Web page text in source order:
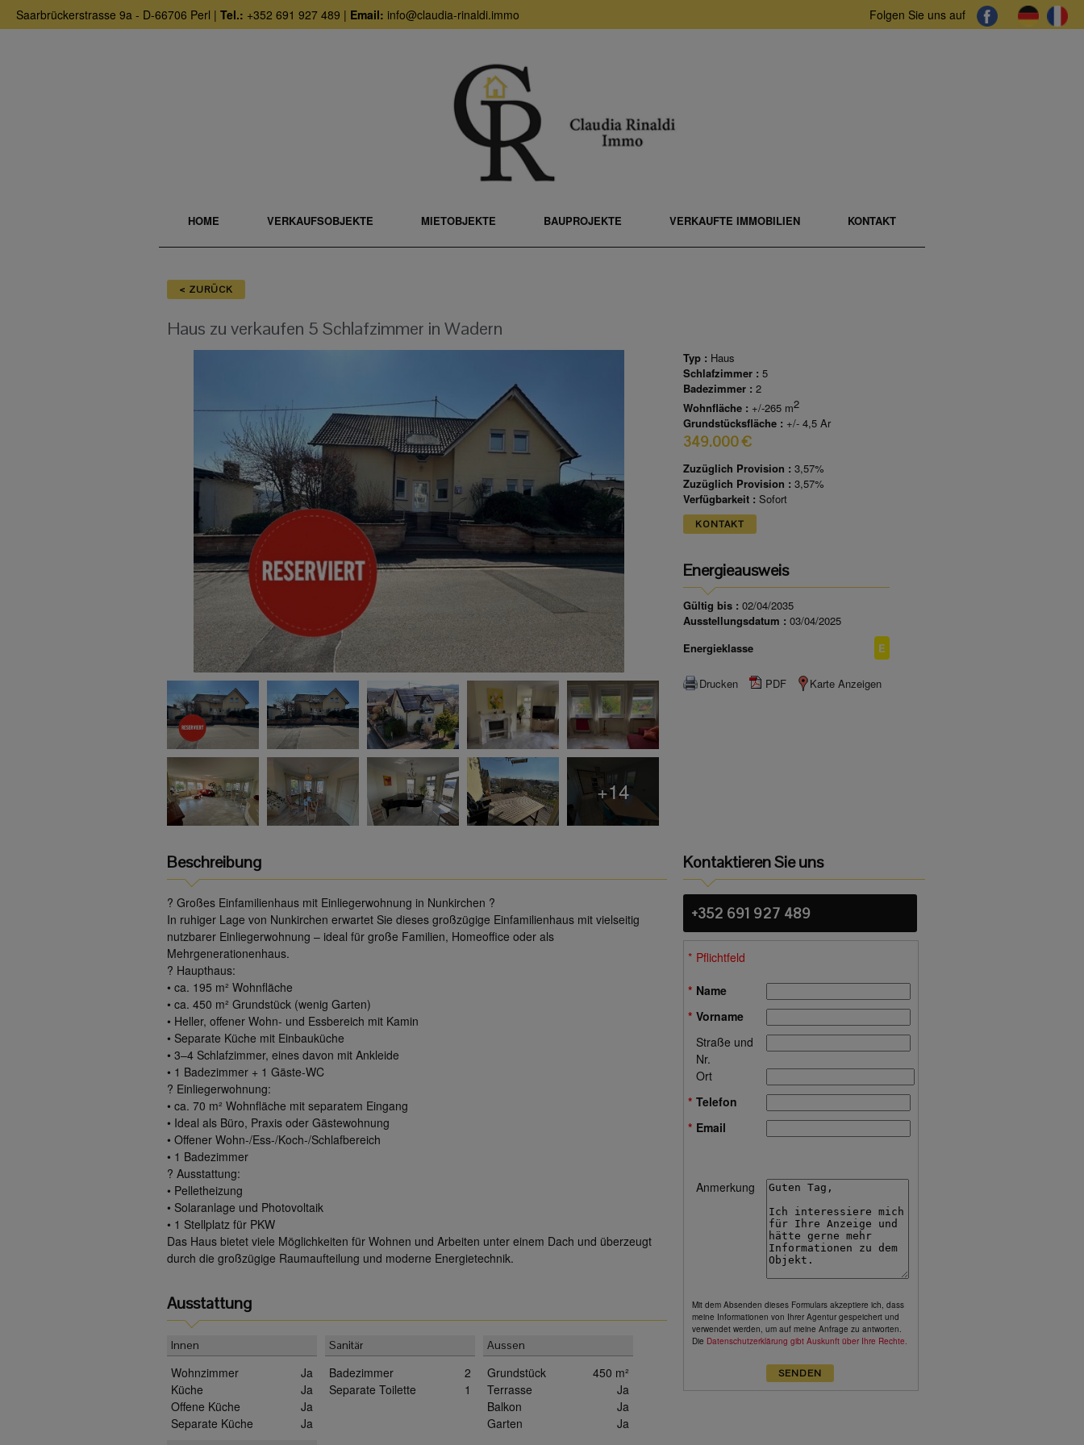
Saarbrückerstrasse 9a - D-66706 Perl | Tel.: +352 691 927 489 | Email: info@claudia-rinaldi.immo Folgen Sie uns auf
HOME VERKAUFSOBJEKTE MIETOBJEKTE BAUPROJEKTE VERKAUFTE IMMOBILIEN KONTAKT
< ZURÜCK
Haus zu verkaufen 5 Schlafzimmer in Wadern
+14
Typ : Haus
Schlafzimmer : 5
Badezimmer : 2
Wohnfläche : +/-265 m2
Grundstücksfläche : +/- 4,5 Ar
349.000 €
Zuzüglich Provision : 3,57%
Zuzüglich Provision : 3,57%
Verfügbarkeit : Sofort
KONTAKT
Energieausweis
Gültig bis : 02/04/2035
Ausstellungsdatum : 03/04/2025
Energieklasse
E
Drucken PDF Karte Anzeigen
Beschreibung
? Großes Einfamilienhaus mit Einliegerwohnung in Nunkirchen ?
In ruhiger Lage von Nunkirchen erwartet Sie dieses großzügige Einfamilienhaus mit vielseitig
nutzbarer Einliegerwohnung – ideal für große Familien, Homeoffice oder als
Mehrgenerationenhaus.
? Haupthaus:
• ca. 195 m² Wohnfläche
• ca. 450 m² Grundstück (wenig Garten)
• Heller, offener Wohn- und Essbereich mit Kamin
• Separate Küche mit Einbauküche
• 3–4 Schlafzimmer, eines davon mit Ankleide
• 1 Badezimmer + 1 Gäste-WC
? Einliegerwohnung:
• ca. 70 m² Wohnfläche mit separatem Eingang
• Ideal als Büro, Praxis oder Gästewohnung
• Offener Wohn-/Ess-/Koch-/Schlafbereich
• 1 Badezimmer
? Ausstattung:
• Pelletheizung
• Solaranlage und Photovoltaik
• 1 Stellplatz für PKW
Das Haus bietet viele Möglichkeiten für Wohnen und Arbeiten unter einem Dach und überzeugt
durch die großzügige Raumaufteilung und moderne Energietechnik.
Ausstattung
Innen
Wohnzimmer
Ja
Küche
Ja
Offene Küche
Ja
Separate Küche
Ja
Sanitär
Badezimmer
2
Separate Toilette
1
Aussen
Grundstück
450 m²
Terrasse
Ja
Balkon
Ja
Garten
Ja
Kontaktieren Sie uns
+352 691 927 489
Pflichtfeld
Name
Vorname
Straße und
Nr.
Ort
Telefon
Email
Anmerkung
Mit dem Absenden dieses Formulars akzeptiere ich, dass
meine Informationen von Ihrer Agentur gespeichert und
verwendet werden, um auf meine Anfrage zu antworten.
Die Datenschutzerklärung gibt Auskunft über Ihre Rechte.